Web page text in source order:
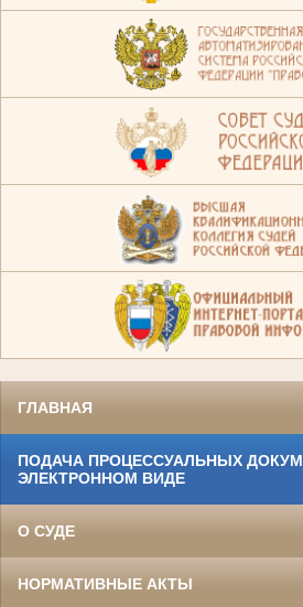
ГЛАВНАЯ
ПОДАЧА ПРОЦЕССУАЛЬНЫХ
ЭЛЕКТРОННОМ ВИДЕ
О СУДЕ
НОРМАТИВНЫЕ АКТЫ